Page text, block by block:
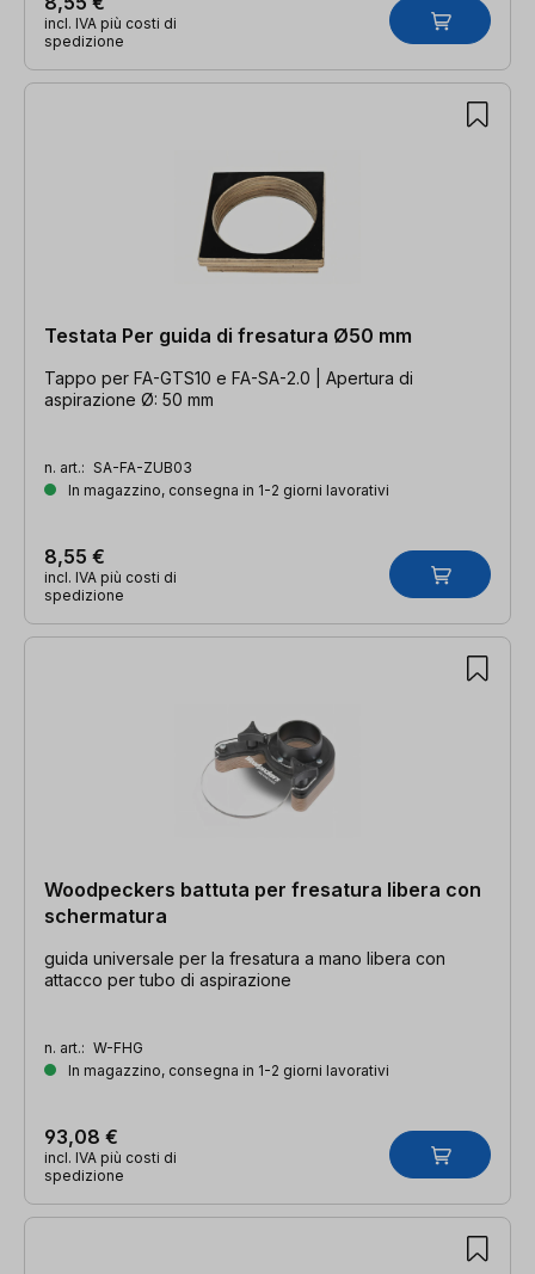
incl. IVA più costi di
spedizione
Testata Per guida di fresatura Ø50 mm
Tappo per FA-GTS10 e FA-SA-2.0 | Apertura di
aspirazione Ø: 50 mm
n. art.: SA-FA-ZUB03
In magazzino, consegna in 1-2 giorni lavorativi
8,55 €
incl. IVA più costi di
spedizione
Woodpeckers battuta per fresatura libera con
schermatura
guida universale per la fresatura a mano libera con
attacco per tubo di aspirazione
n. art.: W-FHG
In magazzino, consegna in 1-2 giorni lavorativi
93,08 €
incl. IVA più costi di
spedizione